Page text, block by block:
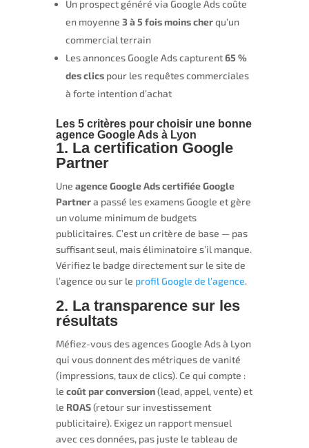
Un prospect généré via Google Ads coûte
en moyenne 3 à 5 fois moins cherqu’un
commercial terrain
Les annonces Google Ads capturent65 %
des clicspour les requêtes commerciales
à forte intention d’achat
Les 5 critères pour choisir une bonne
agence Google Ads à Lyon
1. La certification Google
Partner
Une agence Google Ads certifiée Google
Partnera passé les examens Google et gère
un volume minimum de budgets
publicitaires. C’est un critère de base — pas
suffisant seul, mais éliminatoire s’il manque.
Vérifiez le badge directement sur le site de
l’agence ou sur le profil Google de l’agence.
2. La transparence sur les
résultats
Méfiez-vous des agences Google Ads à Lyon
qui vous donnent des métriques de vanité
(impressions, taux de clics). Ce qui compte :
le coût par conversion(lead, appel, vente) et
le ROAS(retour sur investissement
publicitaire). Exigez un rapport mensuel
avec ces données, pas juste le tableau de